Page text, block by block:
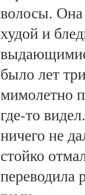
волосы.
худой и
было лет
мимолетно
где-то
ничего не
стойко
переводила